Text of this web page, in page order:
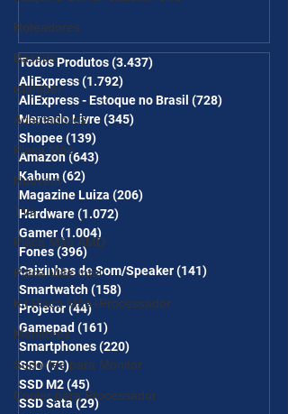
Roteadores
Baseus
iclamper
Adaptadores
Placa Mãe
Nuuvem
TVs
Placa Mãe AMD
Placa Mãe Intel
Kit Placa Mãe+Processador
Monitores
Suportes para Monitor
Cooler para Processador
Ganhe Frete Grátis(R$10 de
desc em 6 itens/R$25 de
desc em 10 itens) OS
CUPONS SÃO VÁLIDOS NO
COMBO
Todos Produtos(3.437)
AliExpress(1.792)
AliExpress - Estoque no Brasil (728)
Mercado Livre(345)
Shopee(139)
Amazon(643)
Kabum(62)
Magazine Luiza (206)
Hardware(1.072)
Gamer(1.004)
Fones(396)
Caixinhas de Som/Speaker(141)
Smartwatch(158)
Projetor(44)44 posts
Gamepad (161)
Smartphones(220)
SSD(73)73 posts
SSD M2(45)
SSD Sata (29)29 posts